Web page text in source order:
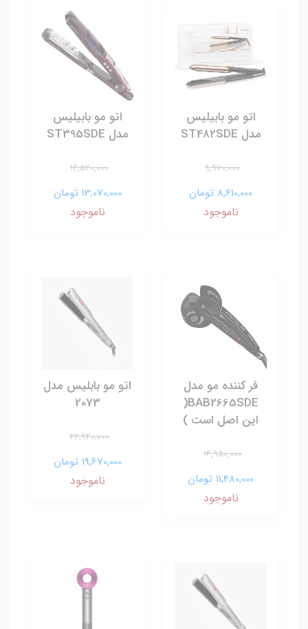
اتو مو بابیلیس
مدل ST482SDE
9,970,000
8,610,000 تومان
ناموجود
اتو مو بابیلیس
مدل ST395SDE
14,520,000
13,070,000 تومان
ناموجود
فر کننده مو مدل
BAB2665SDE(
این اصل است )
14,950,000
11,480,000 تومان
ناموجود
اتو مو بابلیس مدل
2073
22,920,000
19,670,000 تومان
ناموجود